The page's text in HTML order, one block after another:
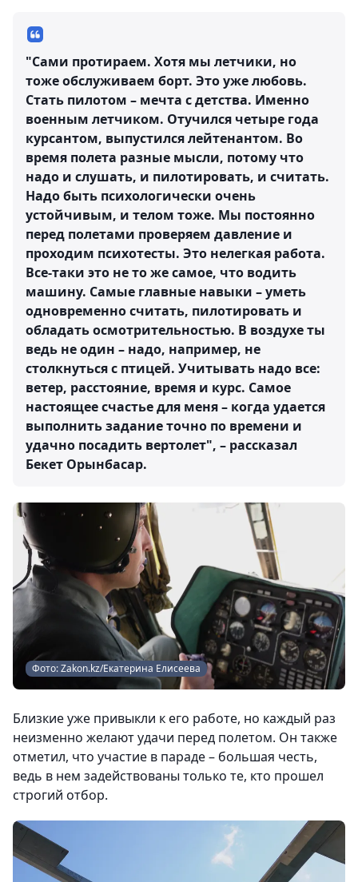
"Сами протираем. Хотя мы летчики, но
тоже обслуживаем борт. Это уже любовь.
Стать пилотом – мечта с детства. Именно
военным летчиком. Отучился четыре года
курсантом, выпустился лейтенантом. Во
время полета разные мысли, потому что
надо и слушать, и пилотировать, и считать.
Надо быть психологически очень
устойчивым, и телом тоже. Мы постоянно
перед полетами проверяем давление и
проходим психотесты. Это нелегкая работа.
Все-таки это не то же самое, что водить
машину. Самые главные навыки – уметь
одновременно считать, пилотировать и
обладать осмотрительностью. В воздухе ты
ведь не один – надо, например, не
столкнуться с птицей. Учитывать надо все:
ветер, расстояние, время и курс. Самое
настоящее счастье для меня – когда удается
выполнить задание точно по времени и
удачно посадить вертолет", – рассказал
Бекет Орынбасар.
Фото: Zakon.kz/Екатерина Елисеева
Близкие уже привыкли к его работе, но каждый раз
неизменно желают удачи перед полетом. Он также
отметил, что участие в параде – большая честь,
ведь в нем задействованы только те, кто прошел
строгий отбор.